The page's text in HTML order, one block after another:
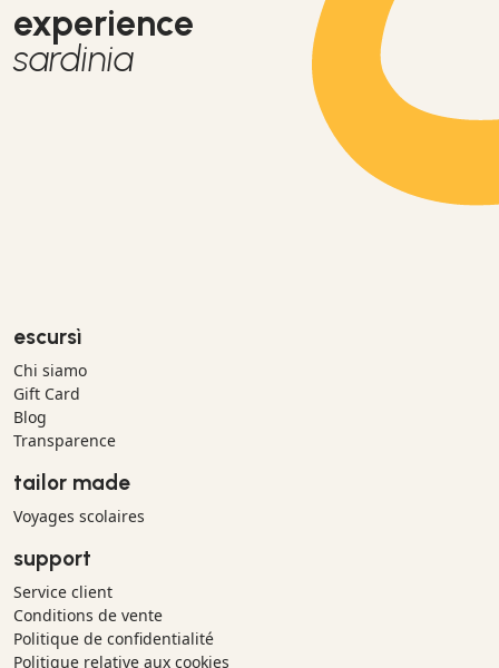
experience
sardinia
escursì
Chi siamo
Gift Card
Blog
Transparence
tailor made
Voyages scolaires
support
Service client
Conditions de vente
Politique de confidentialité
Politique relative aux cookies